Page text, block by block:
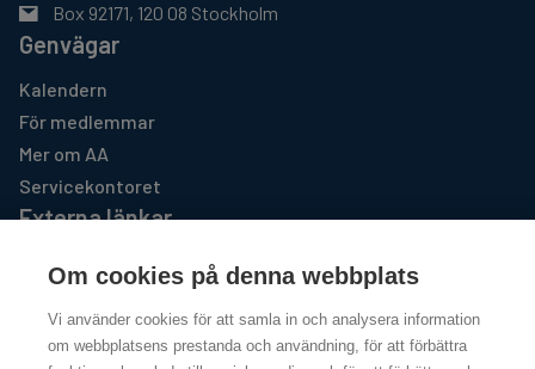
Box 92171, 120 08 Stockholm
Genvägar
Kalendern
För medlemmar
Mer om AA
Servicekontoret
Externa länkar
AA GSO USA
Al-Anon Familjegrupper
http://www.al-anon.se
Om cookies på denna webbplats
Vi använder cookies för att samla in och analysera information
om webbplatsens prestanda och användning, för att förbättra